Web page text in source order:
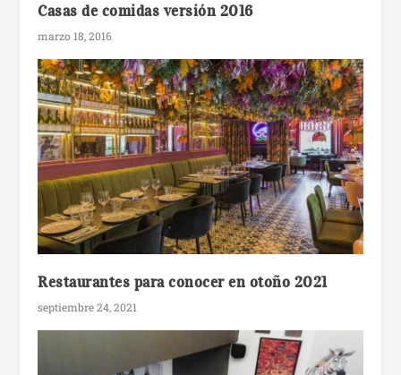
Casas de comidas versión 2016
marzo 18, 2016
Restaurantes para conocer en otoño 2021
septiembre 24, 2021